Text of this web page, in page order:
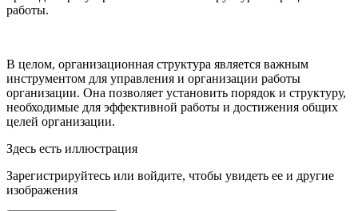
работы.
В целом, организационная структура является важным
инструментом для управления и организации работы
организации. Она позволяет установить порядок и структуру,
необходимые для эффективной работы и достижения общих
целей организации.
Здесь есть иллюстрация
Зарегистрируйтесь или войдите, чтобы увидеть ее и другие
изображения